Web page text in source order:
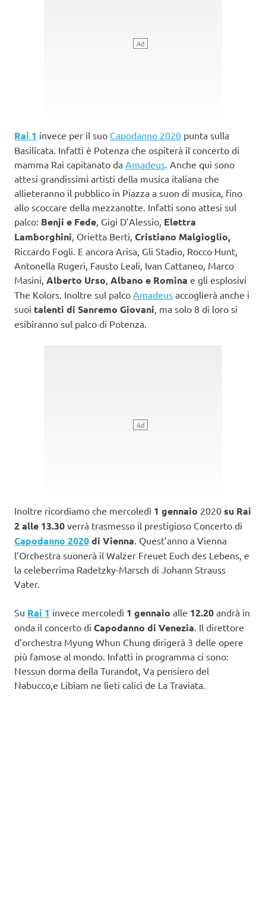
Rai 1 invece per il suo Capodanno 2020 punta sulla
Basilicata. Infatti è Potenza che ospiterà il concerto di
mamma Rai capitanato da Amadeus . Anche qui sono
attesi grandissimi artisti della musica italiana che
allieteranno il pubblico in Piazza a suon di musica, fino
allo scoccare della mezzanotte. Infatti sono attesi sul
palco: Benji e Fede , Gigi D’Alessio, Elettra
Lamborghini , Orietta Berti, Cristiano Malgioglio,
Riccardo Fogli. E ancora Arisa, Gli Stadio, Rocco Hunt,
Antonella Rugeri, Fausto Leali, Ivan Cattaneo, Marco
Masini, Alberto Urso Albano e Romina e gli esplosivi
The Kolors. Inoltre sul palco Amadeus accoglierà anche i
suoi talenti di Sanremo Giovani , ma solo 8 di loro si
esibiranno sul palco di Potenza.
Inoltre ricordiamo che mercoledì 1 gennaio 2020 su Rai
2 alle 13.30 verrà trasmesso il prestigioso Concerto di
Capodanno 2020di Vienna . Quest’anno a Vienna
l’Orchestra suonerà il Walzer Freuet Euch des Lebens, e
la celeberrima Radetzky-Marsch di Johann Strauss
Vater.
Su Rai 1 invece mercoledì 1 gennaio alle 12.20 andrà in
onda il concerto di Capodanno di Venezia . Il direttore
d’orchestra Myung Whun Chung dirigerà 3 delle opere
più famose al mondo. Infatti in programma ci sono:
Nessun dorma della Turandot, Va pensiero del
Nabucco,e Libiam ne lieti calici de La Traviata.